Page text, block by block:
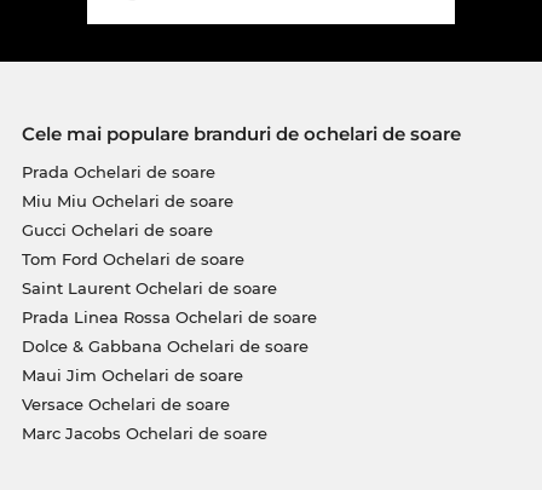
Cele mai populare branduri de ochelari de soare
Prada Ochelari de soare
Miu Miu Ochelari de soare
Gucci Ochelari de soare
Tom Ford Ochelari de soare
Saint Laurent Ochelari de soare
Prada Linea Rossa Ochelari de soare
Dolce & Gabbana Ochelari de soare
Maui Jim Ochelari de soare
Versace Ochelari de soare
Marc Jacobs Ochelari de soare